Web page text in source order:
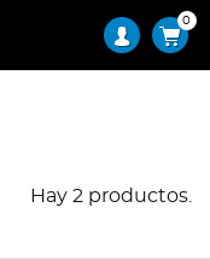
0
Hay 2 productos.